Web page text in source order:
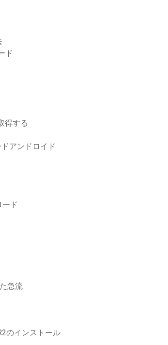
ド
得する
アンドロイド
ド
急流
のインストール